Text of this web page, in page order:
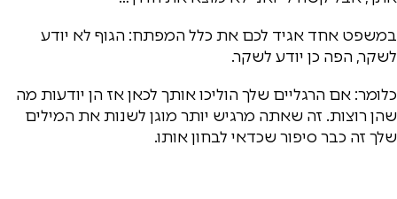
במשפט אחד אגיד לכם את כלל המפתח: הגוף לא יודע
לשקר, הפה כן יודע לשקר.
כלומר: אם הרגליים שלך הוליכו אותך לכאן אז הן יודעות מה
שהן רוצות. זה שאתה מרגיש יותר מוגן לשנות את המילים
שלך זה כבר סיפור שכדאי לבחון אותו.